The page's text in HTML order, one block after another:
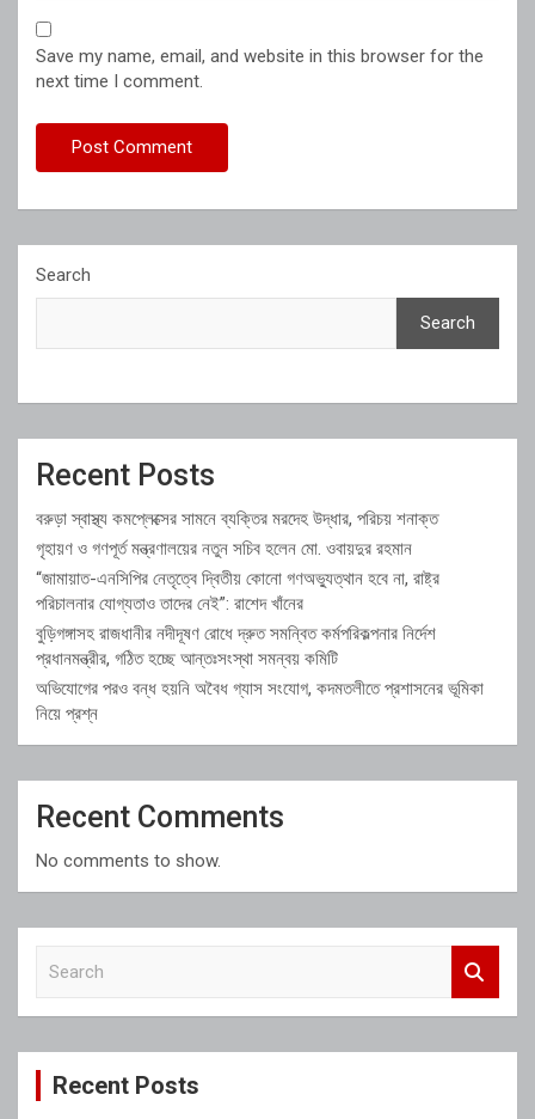
Save my name, email, and website in this browser for the
next time I comment.
Search
Search
Recent Posts
বরুড়া স্বাস্থ্য কমপ্লেক্সের সামনে ব্যক্তির মরদেহ উদ্ধার, পরিচয় শনাক্ত
গৃহায়ণ ও গণপূর্ত মন্ত্রণালয়ের নতুন সচিব হলেন মো. ওবায়দুর রহমান
“জামায়াত-এনসিপির নেতৃত্বে দ্বিতীয় কোনো গণঅভ্যুত্থান হবে না, রাষ্ট্র
পরিচালনার যোগ্যতাও তাদের নেই”: রাশেদ খাঁনের
বুড়িগঙ্গাসহ রাজধানীর নদীদূষণ রোধে দ্রুত সমন্বিত কর্মপরিকল্পনার নির্দেশ
প্রধানমন্ত্রীর, গঠিত হচ্ছে আন্তঃসংস্থা সমন্বয় কমিটি
অভিযোগের পরও বন্ধ হয়নি অবৈধ গ্যাস সংযোগ, কদমতলীতে প্রশাসনের ভূমিকা
নিয়ে প্রশ্ন
Recent Comments
No comments to show.
c
Recent Posts